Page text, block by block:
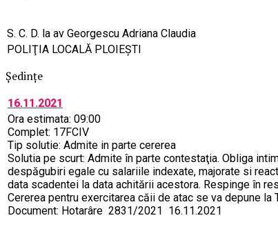
S. C. D. la av Georgescu Adriana Claudia
POLIŢIA LOCALĂ PLOIEŞTI
Şedinţe
16.11.2021
Ora estimata: 09:00
Complet: 17FCIV
Tip solutie: Admite in parte cererea
Solutia pe scurt: Admite în parte contestaţia. Obliga
despăgubiri egale cu salariile indexate, majorate si
data scadentei la data achitării acestora. Respinge în
Cererea pentru exercitarea căii de atac se va depune
Document: Hotarâre 2831/2021 16.11.2021